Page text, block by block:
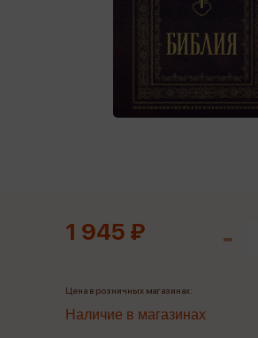
1 945 ₽
Цена в розничных магазинах:
Наличие в магазинах